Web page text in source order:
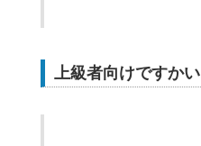
上級者向けですかい